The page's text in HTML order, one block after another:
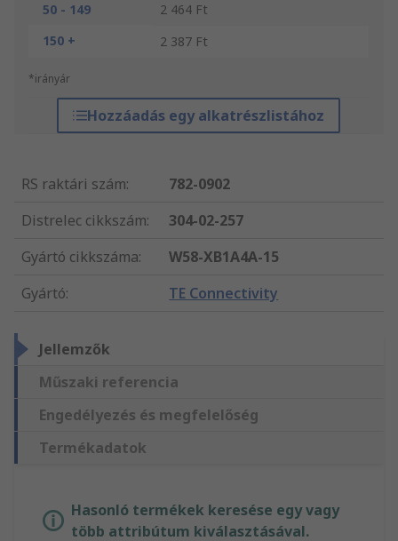
50 - 149
2 464 Ft
150 +
2 387 Ft
*irányár
Hozzáadás egy alkatrészlistához
RS raktári szám:
782-0902
Distrelec cikkszám:
304-02-257
Gyártó cikkszáma:
W58-XB1A4A-15
Gyártó: TE Connectivity
Jellemzők
Műszaki referencia
Engedélyezés és megfelelőség
Termékadatok
Hasonló termékek keresése egy vagy
több attribútum kiválasztásával.